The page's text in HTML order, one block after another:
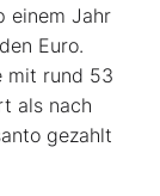
einem Jahr
Euro.
mit rund 53
als nach
gezahlt